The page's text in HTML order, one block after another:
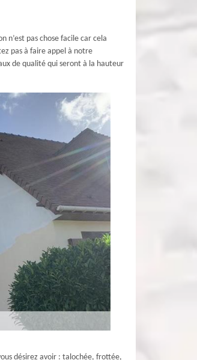
n’est pas chose facile car cela
pas à faire appel à notre
de qualité qui seront à la hauteur
désirez avoir : talochée, frottée,